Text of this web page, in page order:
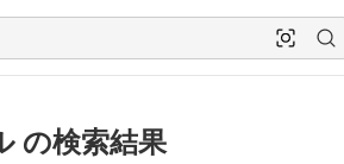
の検索結果